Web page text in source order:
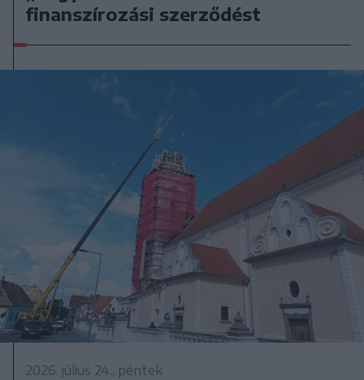
finanszírozási szerződést
2026. július 24., péntek